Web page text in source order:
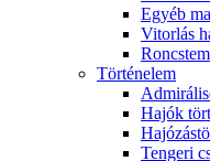
Egyéb
Vitorlás
Történelem
Hajók
Tengeri